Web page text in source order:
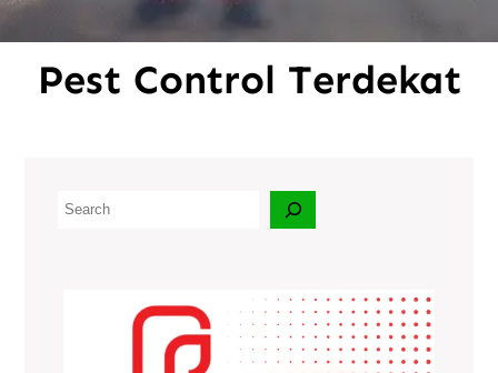
Pest Control Terdekat
C